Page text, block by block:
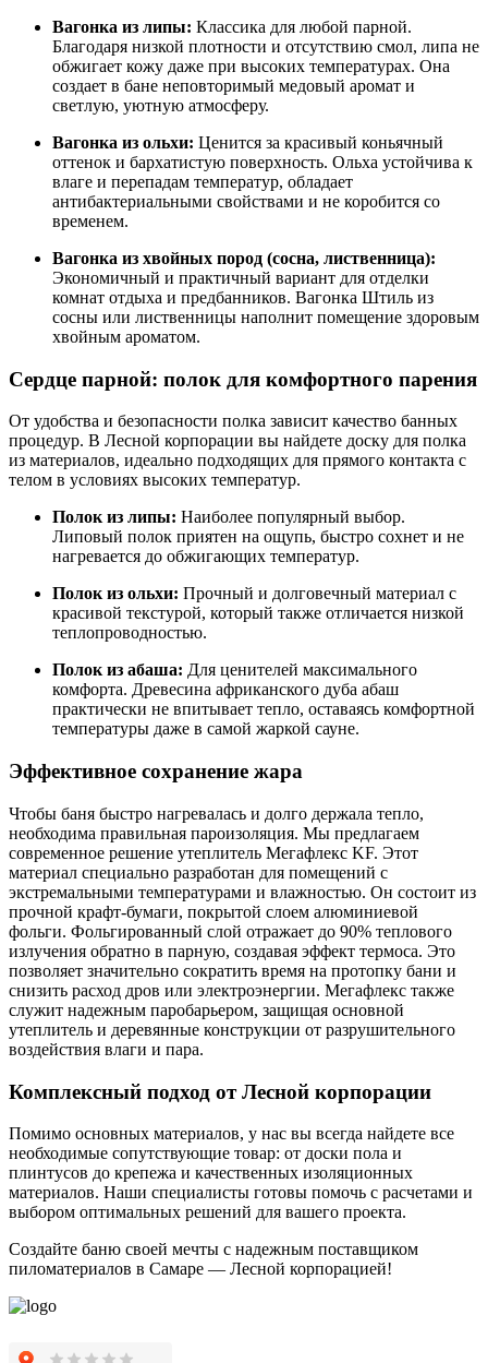
Вагонка из липы: Классика для любой парной.
Благодаря низкой плотности и отсутствию смол, липа не
обжигает кожу даже при высоких температурах. Она
создает в бане неповторимый медовый аромат и
светлую, уютную атмосферу.
Вагонка из ольхи: Ценится за красивый коньячный
оттенок и бархатистую поверхность. Ольха устойчива к
влаге и перепадам температур, обладает
антибактериальными свойствами и не коробится со
временем.
Вагонка из хвойных пород (сосна, лиственница):
Экономичный и практичный вариант для отделки
комнат отдыха и предбанников. Вагонка Штиль из
сосны или лиственницы наполнит помещение здоровым
хвойным ароматом.
Сердце парной: полок для комфортного парения
От удобства и безопасности полка зависит качество банных
процедур. В Лесной корпорации вы найдете доску для полка
из материалов, идеально подходящих для прямого контакта с
телом в условиях высоких температур.
Полок из липы: Наиболее популярный выбор.
Липовый полок приятен на ощупь, быстро сохнет и не
нагревается до обжигающих температур.
Полок из ольхи: Прочный и долговечный материал с
красивой текстурой, который также отличается низкой
теплопроводностью.
Полок из абаша: Для ценителей максимального
комфорта. Древесина африканского дуба абаш
практически не впитывает тепло, оставаясь комфортной
температуры даже в самой жаркой сауне.
Эффективное сохранение жара
Чтобы баня быстро нагревалась и долго держала тепло,
необходима правильная пароизоляция. Мы предлагаем
современное решение утеплитель Мегафлекс KF. Этот
материал специально разработан для помещений с
экстремальными температурами и влажностью. Он состоит из
прочной крафт-бумаги, покрытой слоем алюминиевой
фольги. Фольгированный слой отражает до 90% теплового
излучения обратно в парную, создавая эффект термоса. Это
позволяет значительно сократить время на протопку бани и
снизить расход дров или электроэнергии. Мегафлекс также
служит надежным паробарьером, защищая основной
утеплитель и деревянные конструкции от разрушительного
воздействия влаги и пара.
Комплексный подход от Лесной корпорации
Помимо основных материалов, у нас вы всегда найдете все
необходимые сопутствующие товар: от доски пола и
плинтусов до крепежа и качественных изоляционных
материалов. Наши специалисты готовы помочь с расчетами и
выбором оптимальных решений для вашего проекта.
Создайте баню своей мечты с надежным поставщиком
пиломатериалов в Самаре — Лесной корпорацией!